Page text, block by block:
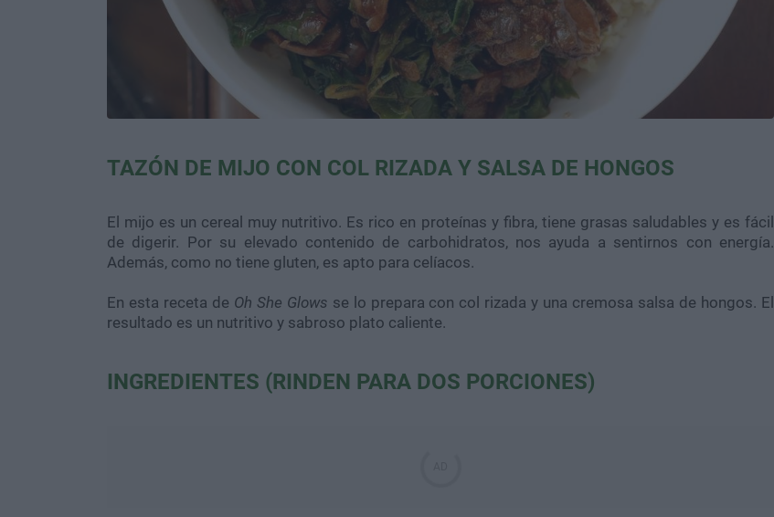
TAZÓN DE MIJO CON COL RIZADA Y SALSA DE HONGOS
El mijo es un cereal muy nutritivo. Es rico en proteínas y fibra, tiene grasas saludables y es fácil
de digerir. Por su elevado contenido de carbohidratos, nos ayuda a sentirnos con energía.
Además, como no tiene gluten, es apto para celíacos.
En esta receta de Oh She Glows se lo prepara con col rizada y una cremosa salsa de hongos. El
resultado es un nutritivo y sabroso plato caliente.
INGREDIENTES (RINDEN PARA DOS PORCIONES)